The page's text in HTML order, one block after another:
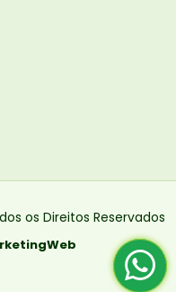
os Direitos Reservados